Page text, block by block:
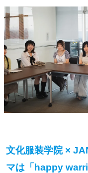
文化服装学院 ×
マは「happy